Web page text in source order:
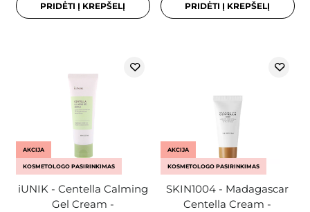
PRIDĖTI Į KREPŠELĮ PRIDĖTI Į KREPŠELĮ
AKCIJA
KOSMETOLOGO PASIRINKIMAS
iUNIK - Centella Calming
Gel Cream -
AKCIJA
KOSMETOLOGO PASIRINKIMAS
SKIN1004 - Madagascar
Centella Cream -